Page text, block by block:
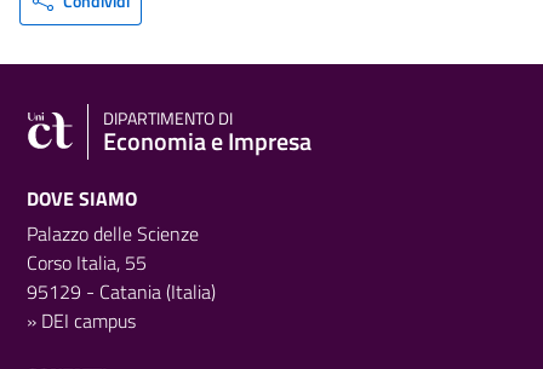
DIPARTIMENTO DI
Economia e Impresa
DOVE SIAMO
Palazzo delle Scienze
Corso Italia, 55
95129 - Catania (Italia)
» DEI campus